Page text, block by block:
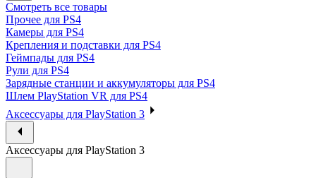
Смотреть все товары
Прочее для PS4
Камеры для PS4
Крепления и подставки для PS4
Геймпады для PS4
Рули для PS4
Зарядные станции и аккумуляторы для PS4
Шлем PlayStation VR для PS4
Аксессуары для PlayStation 3
Аксессуары для PlayStation 3